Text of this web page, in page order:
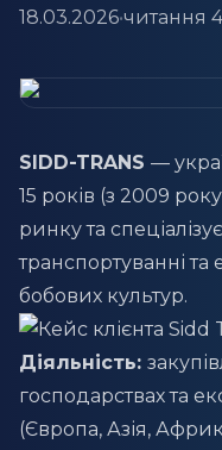
18.03.2026•читання
SIDD-TRANS —
15 років (з 2009
ринку та
транспортуванні та
бобових культур.
Діяльність:
господарствах та
(Європа, Азія,